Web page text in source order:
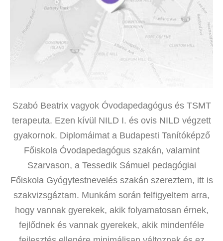
Szabó Beatrix vagyok Óvodapedagógus és TSMT
terapeuta. Ezen kívül NILD I. és ovis NILD végzett
gyakornok. Diplomáimat a Budapesti Tanítóképző
Főiskola Óvodapedagógus szakán, valamint
Szarvason, a Tessedik Sámuel pedagógiai
Főiskola Gyógytestnevelés szakán szereztem, itt is
szakvizsgáztam. Munkám során felfigyeltem arra,
hogy vannak gyerekek, akik folyamatosan érnek,
fejlődnek és vannak gyerekek, akik mindenféle